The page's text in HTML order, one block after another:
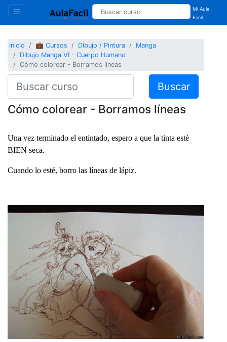
Mi Aula
Facil
Inicio 💼 Cursos Dibujo / Pintura
Manga
Dibujo Manga VI - Cuerpo Humano
Cómo colorear - Borramos líneas
Buscar
Cómo colorear - Borramos líneas
Una vez terminado el entintado, espero a que la tinta esté
BIEN seca.
Cuando lo esté, borro las líneas de lápiz.